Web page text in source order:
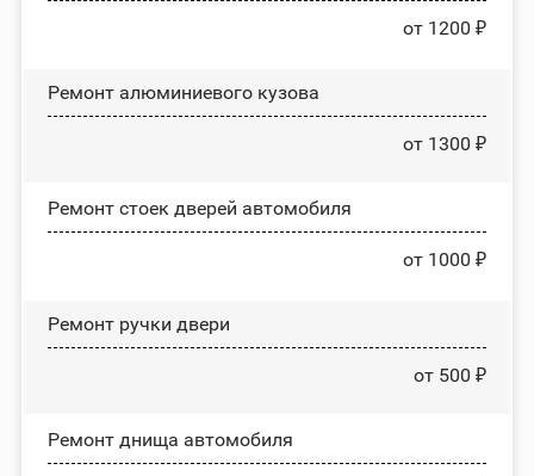
от 1200 ₽
Ремонт алюминиевого кузова
от 1300 ₽
Ремонт стоек дверей автомобиля
от 1000 ₽
Ремонт ручки двери
от 500 ₽
Ремонт днища автомобиля